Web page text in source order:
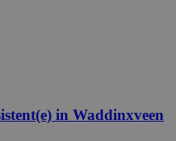
in Waddinxveen